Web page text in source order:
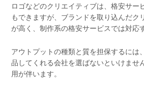
ロゴなどのクリエイティブは、格安サー
もできますが、ブランドを取り込んだク
が高く、制作系の格安サービスでは対応
アウトプットの種類と質を担保するには
品してくれる会社を選ばないといけませ
用が伴います。